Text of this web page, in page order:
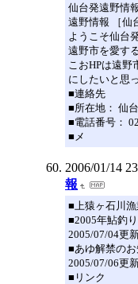
仙台発遠野情
遠野情報 ［仙
ようこそ仙台
遠野市を愛す
こおHPは遠
にしたいと思
■連絡先
■所在地： 仙
■電話番号：
■メ
2006/01/14
報
■上猿ヶ石川
■2005年鮎釣
2005/07/04更
■あゆ解禁の
2005/07/06更
■リンク